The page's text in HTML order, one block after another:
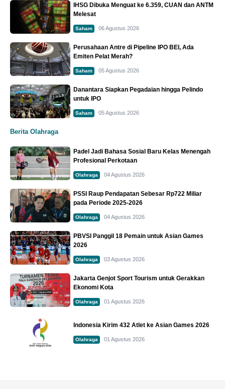
IHSG Dibuka Menguat ke 6.359, CUAN dan ANTM
Melesat
Saham 06 Agustus 2026
Perusahaan Antre di Pipeline IPO BEI, Ada
Emiten Pelat Merah?
Saham 05 Agustus 2026
Danantara Siapkan Pegadaian hingga Pelindo
untuk IPO
Saham 05 Agustus 2026
Berita Olahraga
Padel Jadi Bahasa Sosial Baru Kelas Menengah
Profesional Perkotaan
Olahraga 04 Agustus 2026
PSSI Raup Pendapatan Sebesar Rp722 Miliar
pada Periode 2025-2026
Olahraga 04 Agustus 2026
PBVSI Panggil 18 Pemain untuk Asian Games
2026
Olahraga 03 Agustus 2026
Jakarta Genjot Sport Tourism untuk Gerakkan
Ekonomi Kota
Olahraga 01 Agustus 2026
Indonesia Kirim 432 Atlet ke Asian Games 2026
Olahraga 01 Agustus 2026